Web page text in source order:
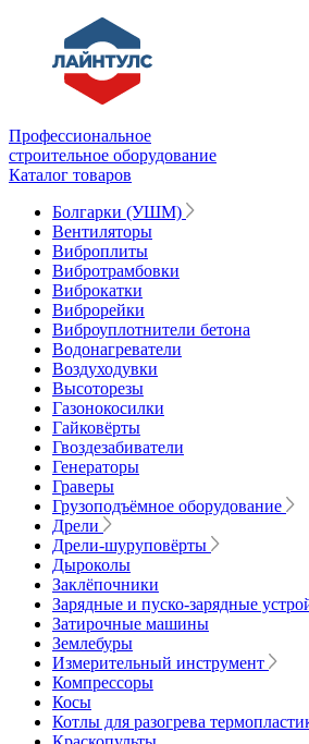
Профессиональное
строительное оборудование
Каталог товаров
Болгарки (УШМ)
Вентиляторы
Виброплиты
Вибротрамбовки
Виброкатки
Виброрейки
Виброуплотнители бетона
Водонагреватели
Воздуходувки
Высоторезы
Газонокосилки
Гайковёрты
Гвоздезабиватели
Генераторы
Граверы
Грузоподъёмное оборудование
Дрели
Дрели-шуруповёрты
Дыроколы
Заклёпочники
Зарядные и пуско-зарядные
Затирочные машины
Землебуры
Измерительный инструмент
Компрессоры
Косы
Котлы для разогрева